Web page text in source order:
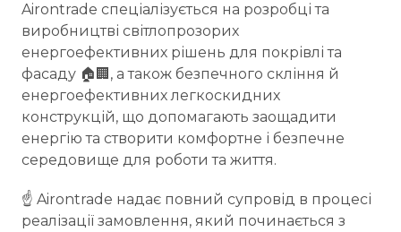
Airontrade спеціалізується на розробці та
виробництві світлопрозорих
енергоефективних рішень для покрівлі та
фасаду 🏠🏢, а також безпечного скління й
енергоефективних легкоскидних
конструкцій, що допомагають заощадити
енергію та створити комфортне і безпечне
середовище для роботи та життя.
☝️ Airontrade надає повний супровід в процесі
реалізації замовлення, який починається з